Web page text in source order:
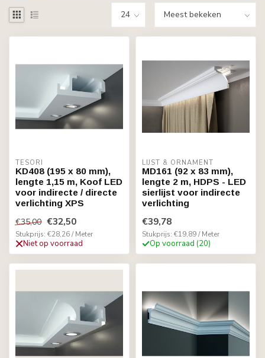
TESORI
KD408 (195 x 80 mm),
lengte 1,15 m, Koof LED
voor indirecte / directe
verlichting XPS
€35,00 €32,50
Stukprijs: €28,26 / Meter
Niet op voorraad
LIJST & ORNAMENT
MD161 (92 x 83 mm),
lengte 2 m, HDPS - LED
sierlijst voor indirecte
verlichting
€39,78
Stukprijs: €19,89 / Meter
Op voorraad (20)